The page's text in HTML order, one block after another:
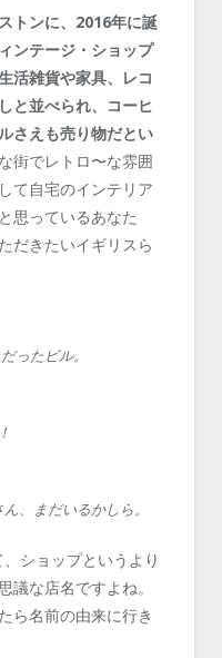
トンに、2016年に誕
ンテージ・ショップ
活雑貨や家具、レコ
と並べられ、コーヒ
さえも売り物だとい
街でレトロ〜な雰囲
て自宅のインテリア
思っているあなた
だきたいイギリスら
ったビル。
、まだいるかしら。
ショップというより
議な店名ですよね。
ら名前の由来に行き